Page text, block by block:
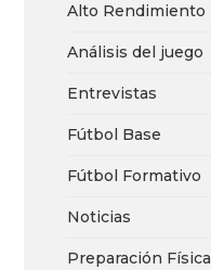
Alto Rendimiento
Análisis del juego
Entrevistas
Fútbol Base
Fútbol Formativo
Noticias
Preparación Física